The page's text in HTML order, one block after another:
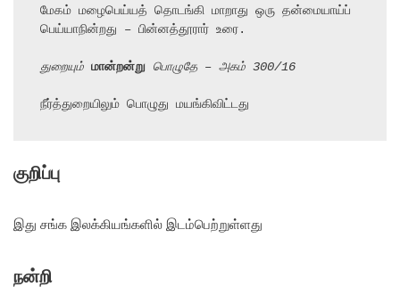
மேகம் மழைபெய்யத் தொடங்கி மாறாது ஒரு தன்மையாய்ப்
பெய்யாநின்றது – பின்னத்தூரார் உரை.
துறையும் மான்றன்று பொழுதே – அகம் 300/16
நீர்த்துறையிலும் பொழுது மயங்கிவிட்டது
குறிப்பு
இது சங்க இலக்கியங்களில் இடம்பெற்றுள்ளது
நன்றி